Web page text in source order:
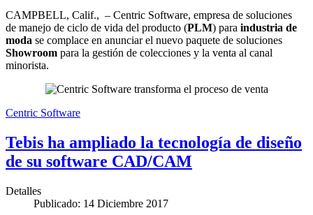
CAMPBELL, Calif., – Centric Software, empresa de soluciones
de manejo de ciclo de vida del producto (PLM) para industria de
moda se complace en anunciar el nuevo paquete de soluciones
Showroom para la gestión de colecciones y la venta al canal
minorista.
Centric Software
Tebis ha ampliado la tecnología de diseño
de su software CAD/CAM
Detalles
Publicado: 14 Diciembre 2017